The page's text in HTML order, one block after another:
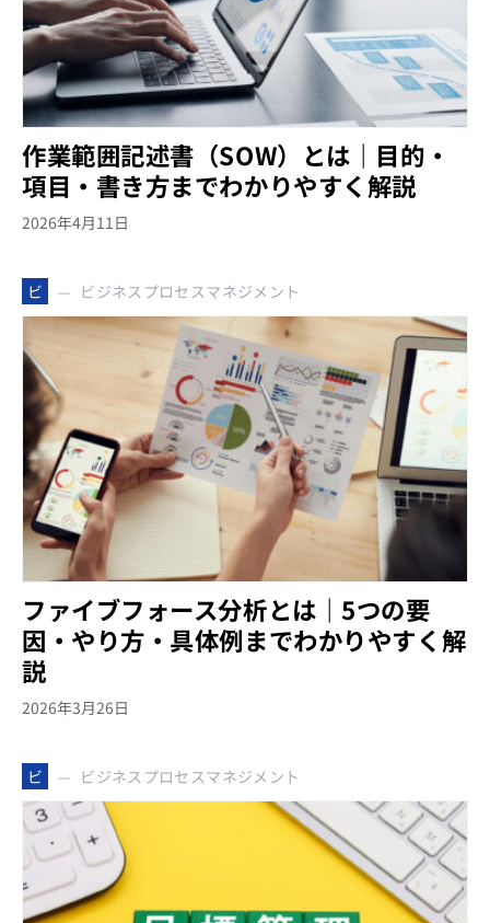
作業範囲記述書（SOW）とは｜目的・
項目・書き方までわかりやすく解説
2026年4月11日
ビ ビジネスプロセスマネジメント
ファイブフォース分析とは｜5つの要
因・やり方・具体例までわかりやすく解
説
2026年3月26日
ビ ビジネスプロセスマネジメント